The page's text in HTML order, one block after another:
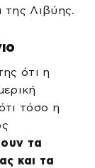
της Λιβύης.
ότι η
τόσο η
τα
και τα